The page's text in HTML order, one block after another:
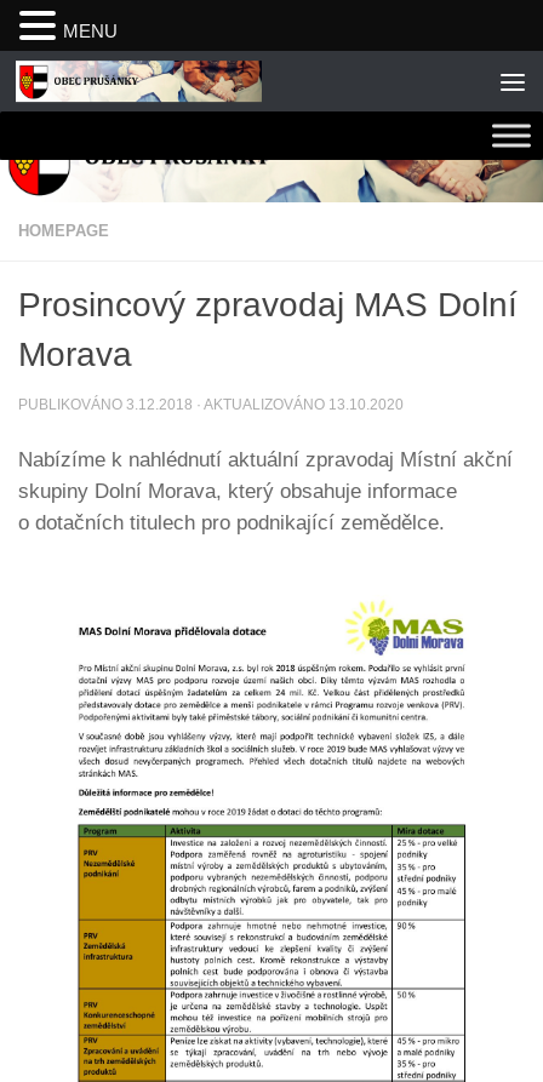
Skip to content
HOMEPAGE
Prosincový zpravodaj MAS Dolní
Morava
PUBLIKOVÁNO 3.12.2018 · AKTUALIZOVÁNO 13.10.2020
Nabízíme k nahlédnutí aktuální zpravodaj Místní akční
skupiny Dolní Morava, který obsahuje informace
o dotačních titulech pro podnikající zemědělce.
MENU